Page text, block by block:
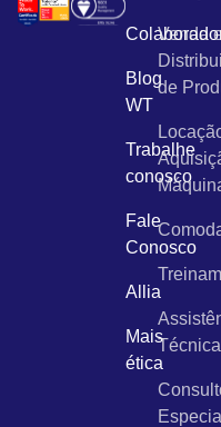
Blog
WT
Trabalhe
conosco
Fale
Conosco
Allia
Mais
ética
Venda
de
Técnica